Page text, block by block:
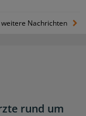
weitere Nachrichten
rund um